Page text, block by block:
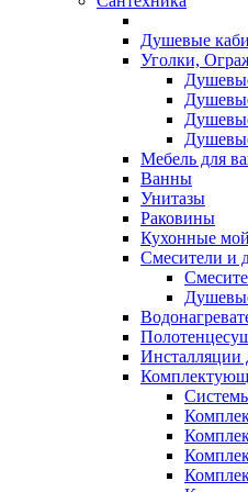
Душевые
Уголки,
Мебель для
Ванны
Унитазы
Раковины
Кухонные
Смесители и
Инсталляции